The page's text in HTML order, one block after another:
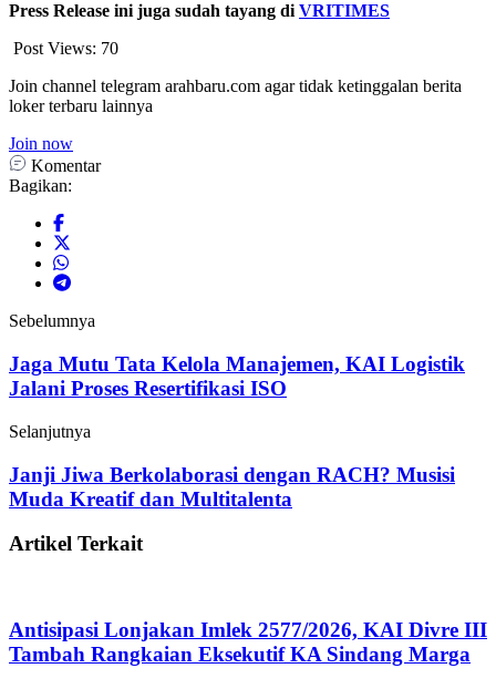
Press Release ini juga sudah tayang diVRITIMES
Post Views: 70
Join channel telegram arahbaru.com agar tidak ketinggalan berita
loker terbaru lainnya
Join now
Komentar
Bagikan:
Sebelumnya
Jaga Mutu Tata Kelola Manajemen, KAI Logistik
Jalani Proses Resertifikasi ISO
Selanjutnya
Janji Jiwa Berkolaborasi dengan RACH? Musisi
Muda Kreatif dan Multitalenta
Artikel Terkait
Antisipasi Lonjakan Imlek 2577/2026, KAI Divre III
Tambah Rangkaian Eksekutif KA Sindang Marga